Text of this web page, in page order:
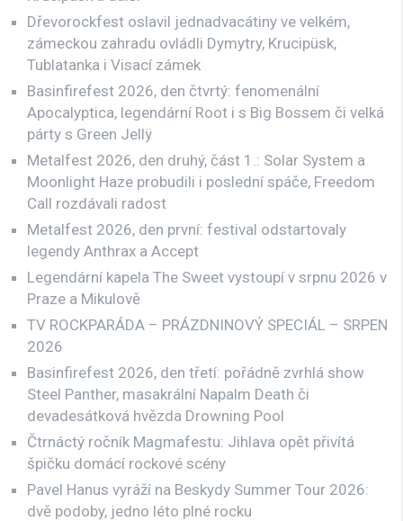
Dřevorockfest oslavil jednadvacátiny ve velkém,
zámeckou zahradu ovládli Dymytry, Krucipüsk,
Tublatanka i Visací zámek
Basinfirefest 2026, den čtvrtý: fenomenální
Apocalyptica, legendární Root i s Big Bossem či velká
párty s Green Jellÿ
Metalfest 2026, den druhý, část 1.: Solar System a
Moonlight Haze probudili i poslední spáče, Freedom
Call rozdávali radost
Metalfest 2026, den první: festival odstartovaly
legendy Anthrax a Accept
Legendární kapela The Sweet vystoupí v srpnu 2026 v
Praze a Mikulově
TV ROCKPARÁDA – PRÁZDNINOVÝ SPECIÁL – SRPEN
2026
Basinfirefest 2026, den třetí: pořádně zvrhlá show
Steel Panther, masakrální Napalm Death či
devadesátková hvězda Drowning Pool
Čtrnáctý ročník Magmafestu: Jihlava opět přivítá
špičku domácí rockové scény
Pavel Hanus vyráží na Beskydy Summer Tour 2026:
dvě podoby, jedno léto plné rocku